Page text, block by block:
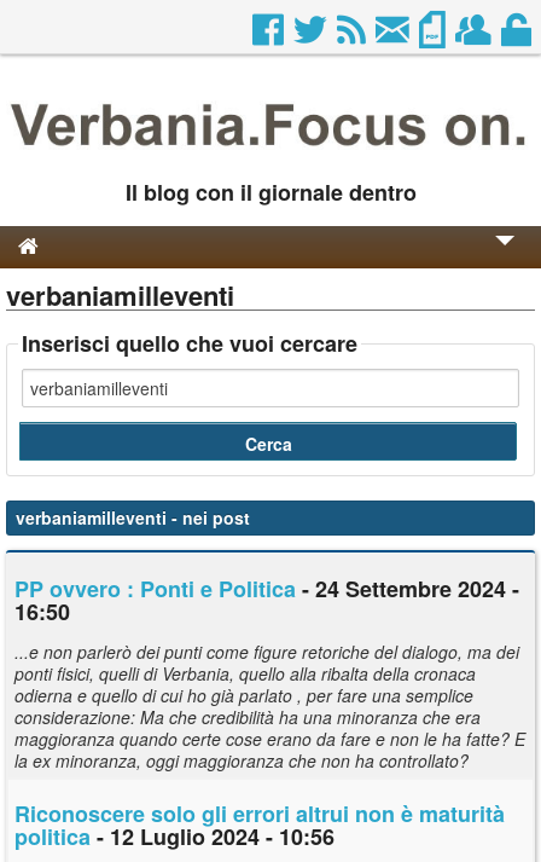
Il blog con il giornale dentro
Genesi e Storia
Contatti
verbaniamilleventi
Inserisci quello che vuoi cercare
verbaniamilleventi - nei post
PP ovvero : Ponti e Politica- 24 Settembre 2024 -
16:50
...e non parlerò dei punti come figure retoriche del dialogo, ma dei
ponti fisici, quelli di Verbania, quello alla ribalta della cronaca
odierna e quello di cui ho già parlato , per fare una semplice
considerazione: Ma che credibilità ha una minoranza che era
maggioranza quando certe cose erano da fare e non le ha fatte? E
la ex minoranza, oggi maggioranza che non ha controllato?
Riconoscere solo gli errori altrui non è maturità
politica- 12 Luglio 2024 - 10:56